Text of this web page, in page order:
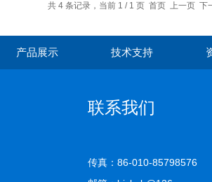
共 4 条记录，当前 1 / 1 页 首页 上一页 下
产品展示 技术支持
联系我们
传真：86-010-85798576